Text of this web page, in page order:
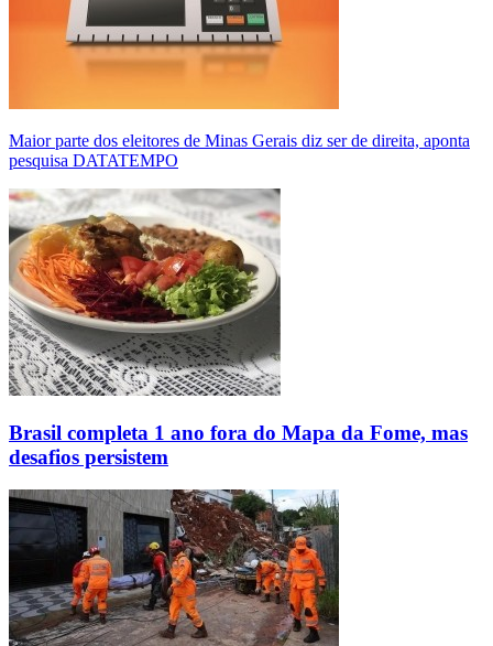
Maior parte dos eleitores de Minas Gerais diz ser de direita, aponta
pesquisa DATATEMPO
Brasil completa 1 ano fora do Mapa da Fome, mas
desafios persistem